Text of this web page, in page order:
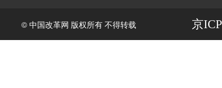
© 中国改革网 版权所有 不得转载 京